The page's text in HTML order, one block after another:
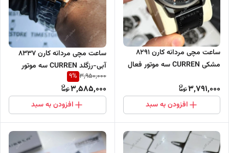
ساعت مچی مردانه کارن 8291
مشکی CURREN سه موتور فعال
3,791,000
افزودن به سبد
ساعت مچی مردانه کارن 8337
آبی-رزگلد CURREN سه موتور
فعال
3,950,000
9%
3,585,000
افزودن به سبد